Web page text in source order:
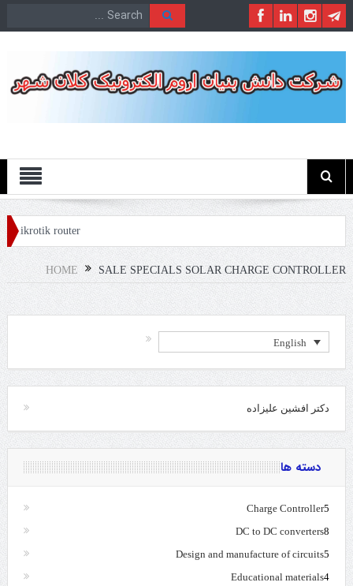
Menu
mikrotik router
HOME SALE SPECIALS SOLAR CHARGE CONTROLLER
English
دکتر افشین علیزاده
دسته ها
Charge Controller5
DC to DC converters8
Design and manufacture of circuits5
Educational materials4